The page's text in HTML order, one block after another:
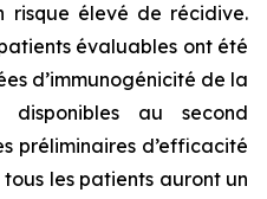
risque élevé de récidive.
évaluables ont été
d’immunogénicité de la
au second
préliminaires d’efficacité
les patients auront un